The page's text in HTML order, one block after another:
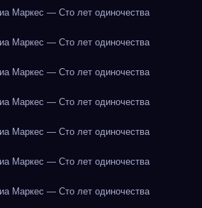
Маркес — Сто лет одиночества
Маркес — Сто лет одиночества
Маркес — Сто лет одиночества
Маркес — Сто лет одиночества
Маркес — Сто лет одиночества
Маркес — Сто лет одиночества
Маркес — Сто лет одиночества